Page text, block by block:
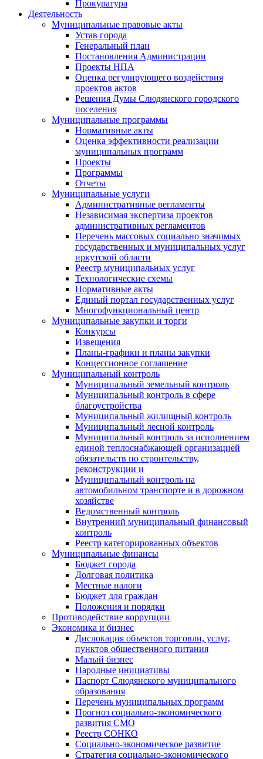
Прокуратура
Деятельность
Муниципальные правовые акты
Устав города
Генеральный план
Постановления Администрации
Проекты НПА
Оценка регулирующего воздействия
проектов актов
Решения Думы Слюдянского городского
поселения
Муниципальные программы
Нормативные акты
Оценка эффективности реализации
муниципальных программ
Проекты
Программы
Отчеты
Муниципальные услуги
Административные регламенты
Независимая экспертиза проектов
административных регламентов
Перечень массовых социально значимых
государственных и муниципальных услуг
иркутской области
Реестр муниципальных услуг
Технологические схемы
Нормативные акты
Единый портал государственных услуг
Многофункциональный центр
Муниципальные закупки и торги
Конкурсы
Извещения
Планы-графики и планы закупки
Концессионное соглашение
Муниципальный контроль
Муниципальный земельный контроль
Муниципальный контроль в сфере
благоустройства
Муниципальный жилищный контроль
Муниципальный лесной контроль
Муниципальный контроль за исполнением
единой теплоснабжающей организацией
обязательств по строительству,
реконструкции и
Муниципальный контроль на
автомобильном транспорте и в дорожном
хозяйстве
Ведомственный контроль
Внутренний муниципальный финансовый
контроль
Реестр категорированных объектов
Муниципальные финансы
Бюджет города
Долговая политика
Местные налоги
Бюджет для граждан
Положения и порядки
Противодействие коррупции
Экономика и бизнес
Дислокация объектов торговли, услуг,
пунктов общественного питания
Малый бизнес
Народные инициативы
Паспорт Слюдянского муниципального
образования
Перечень муниципальных программ
Прогноз социально-экономического
развития СМО
Реестр СОНКО
Социально-экономическое развитие
Стратегия социально-экономического